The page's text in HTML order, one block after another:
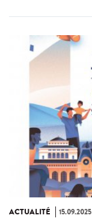
ACTUALITÉ 15.09.2025